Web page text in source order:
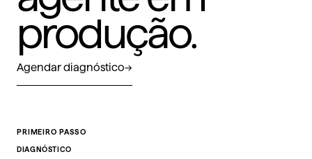
produção.
Agendar diagnóstico→
PRIMEIRO PASSO
DIAGNÓSTICO